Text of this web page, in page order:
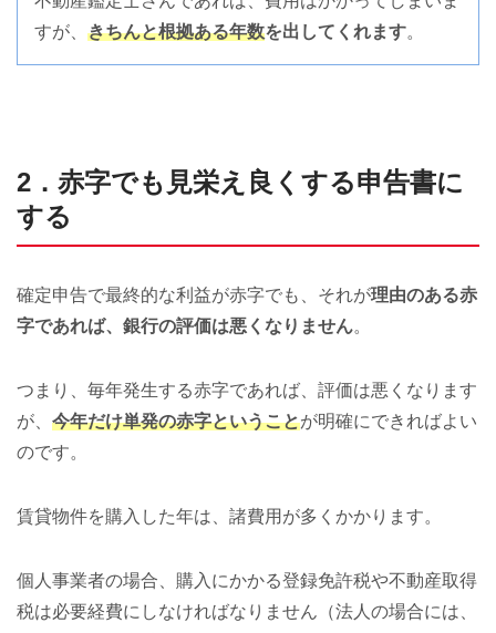
すが、 きちんと根拠ある年数を出してくれます。
2．赤字でも見栄え良くする申告書に
する
確定申告で最終的な利益が赤字でも、それが理由のある赤
字であれば、銀行の評価は悪くなりません。
つまり、毎年発生する赤字であれば、評価は悪くなります
が、 今年だけ単発の赤字ということが明確にできればよい
のです。
賃貸物件を購入した年は、諸費用が多くかかります。
個人事業者の場合、購入にかかる登録免許税や不動産取得
税は必要経費にしなければなりません（法人の場合には、